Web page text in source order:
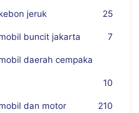
jeruk 25
buncit jakarta 7
daerah cempaka
10
dan motor 210